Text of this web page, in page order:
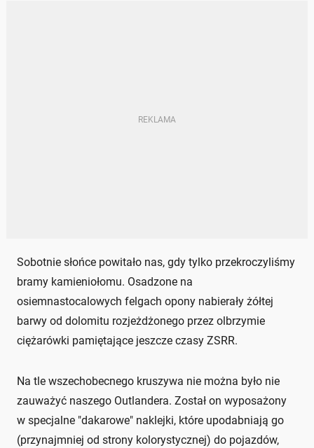
Sobotnie słońce powitało nas, gdy tylko przekroczyliśmy
bramy kamieniołomu. Osadzone na
osiemnastocalowych felgach opony nabierały żółtej
barwy od dolomitu rozjeżdżonego przez olbrzymie
ciężarówki pamiętające jeszcze czasy ZSRR.
Na tle wszechobecnego kruszywa nie można było nie
zauważyć naszego Outlandera. Został on wyposażony
w specjalne "dakarowe" naklejki, które upodabniają go
(przynajmniej od strony kolorystycznej) do pojazdów,